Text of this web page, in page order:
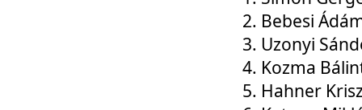
2. Bebesi
3. Uzonyi
4. Kozma
5. Hahner